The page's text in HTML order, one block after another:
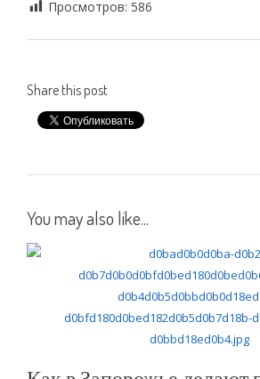
Просмотров: 586
Share this post
You may also like...